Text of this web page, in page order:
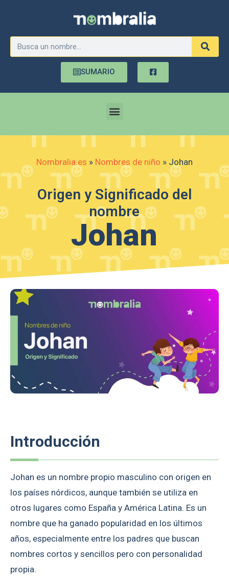
SUMARIO
Nombralia.es » Nombres de niño » Johan
Origen y Significado del
nombre
Johan
Introducción
Johan es un nombre propio masculino con origen en
los países nórdicos, aunque también se utiliza en
otros lugares como España y América Latina. Es un
nombre que ha ganado popularidad en los últimos
años, especialmente entre los padres que buscan
nombres cortos y sencillos pero con personalidad
propia.